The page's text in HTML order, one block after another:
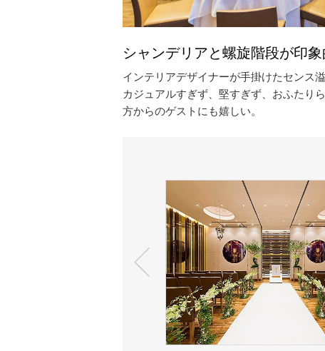
シャンデリアと螺旋階段が印
インテリアデザイナーが手掛けたセンス
カジュアルすぎず、堅すぎず、おふたり
方からのゲストにも嬉しい。